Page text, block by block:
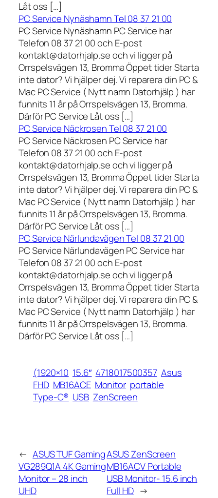
Låt oss […]
PC Service Nynäshamn Tel 08 37 21 00
PC Service Nynäshamn PC Service har
Telefon 08 37 21 00 och E-post
kontakt@datorhjalp.se och vi ligger på
Orrspelsvägen 13, Bromma Öppet tider Starta
inte dator? Vi hjälper dej. Vi reparera din PC &
Mac PC Service ( Nytt namn Datorhjälp ) har
funnits 11 år på Orrspelsvägen 13, Bromma.
Därför PC Service Låt oss […]
PC Service Näckrosen Tel 08 37 21 00
PC Service Näckrosen PC Service har
Telefon 08 37 21 00 och E-post
kontakt@datorhjalp.se och vi ligger på
Orrspelsvägen 13, Bromma Öppet tider Starta
inte dator? Vi hjälper dej. Vi reparera din PC &
Mac PC Service ( Nytt namn Datorhjälp ) har
funnits 11 år på Orrspelsvägen 13, Bromma.
Därför PC Service Låt oss […]
PC Service Närlundavägen Tel 08 37 21 00
PC Service Närlundavägen PC Service har
Telefon 08 37 21 00 och E-post
kontakt@datorhjalp.se och vi ligger på
Orrspelsvägen 13, Bromma Öppet tider Starta
inte dator? Vi hjälper dej. Vi reparera din PC &
Mac PC Service ( Nytt namn Datorhjälp ) har
funnits 11 år på Orrspelsvägen 13, Bromma.
Därför PC Service Låt oss […]
(1920×10 15.6″ 4718017500357 Asus
FHD MB16ACE Monitor portable
Type-C® USB ZenScreen
← ASUS TUF Gaming
VG289Q1A 4K Gaming
Monitor – 28 inch
UHD
ASUS ZenScreen
MB16ACV Portable
USB Monitor- 15.6 inch
Full HD →